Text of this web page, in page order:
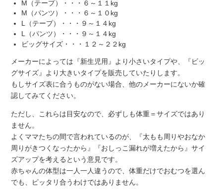
M（テープ）・・・６～１１kg
M（パンツ）・・・６～１０kg
L（テープ）・・・９～１４kg
L（パンツ）・・・９～１４kg
ビッグサイズ・・・１２～２２kg
メーカーによっては『新生児用』より小さいタイプや、『ビッ
グサイズ』より大きいタイプを販売していたりします。
もしサイズ表に合うものがない場合、他のメーカーにないか確
認してみてください。
ただし、これらは目安なので、必ずしも体重＝サイズではあり
ません。
よくママたちの間で言われているのが、『太もも周りやおなか
周りがきつくなったから』『おしっこ漏れが増えたから』サイ
ズアップを考えるという意見です。
赤ちゃんの体型は一人一人違うので、体重だけでおむつを選ん
でも、ピッタリ合うわけではありません。